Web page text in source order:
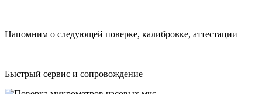
Напомним о следующей поверке, калибровке, аттестации
Быстрый сервис и сопровождение